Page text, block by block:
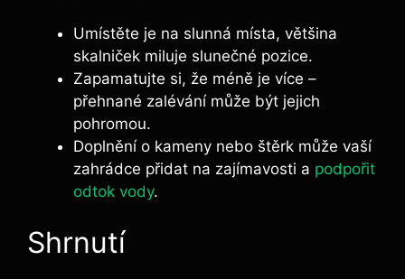
Umístěte je na slunná ⁤místa, většina
skalniček miluje slunečné pozice.
Zapamatujte si, že méně je více –
přehnané ⁤zalévání může být jejich
pohromou.
Doplnění o kameny ‍nebo štěrk může vaší
zahrádce přidat⁣ na ‌zajímavosti a podpořit‍
odtok vody.
Shrnutí